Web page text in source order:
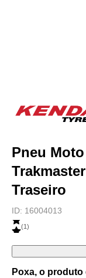
Pneu
Traseiro
ID: 16004013
(1)
Poxa, o